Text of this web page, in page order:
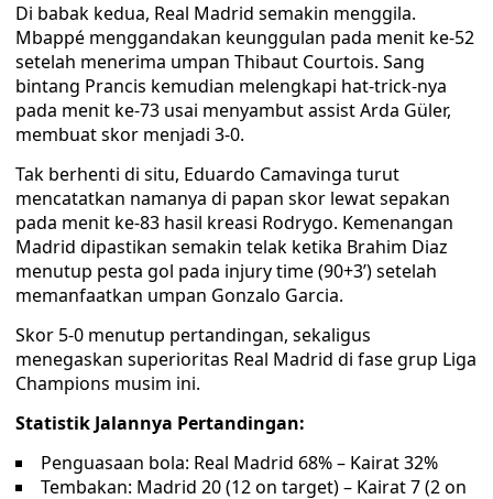
Di babak kedua, Real Madrid semakin menggila.
Mbappé menggandakan keunggulan pada menit ke-52
setelah menerima umpan Thibaut Courtois. Sang
bintang Prancis kemudian melengkapi hat-trick-nya
pada menit ke-73 usai menyambut assist Arda Güler,
membuat skor menjadi 3-0.
Tak berhenti di situ, Eduardo Camavinga turut
mencatatkan namanya di papan skor lewat sepakan
pada menit ke-83 hasil kreasi Rodrygo. Kemenangan
Madrid dipastikan semakin telak ketika Brahim Diaz
menutup pesta gol pada injury time (90+3’) setelah
memanfaatkan umpan Gonzalo Garcia.
Skor 5-0 menutup pertandingan, sekaligus
menegaskan superioritas Real Madrid di fase grup Liga
Champions musim ini.
Statistik Jalannya Pertandingan:
Penguasaan bola: Real Madrid 68% – Kairat 32%
Tembakan: Madrid 20 (12 on target) – Kairat 7 (2 on